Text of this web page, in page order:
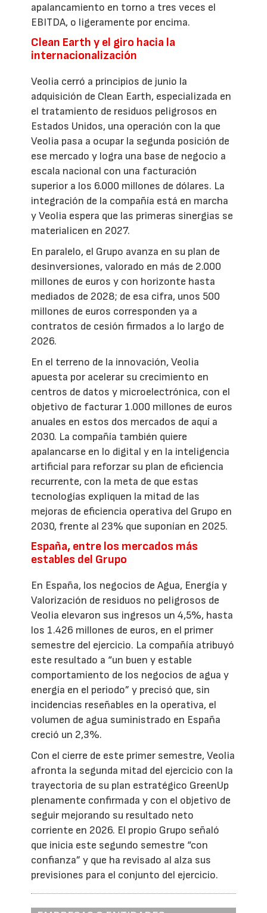
apalancamiento en torno a tres veces el
EBITDA, o ligeramente por encima.
Clean Earth y el giro hacia la
internacionalización
Veolia cerró a principios de junio la
adquisición de Clean Earth, especializada en
el tratamiento de residuos peligrosos en
Estados Unidos, una operación con la que
Veolia pasa a ocupar la segunda posición de
ese mercado y logra una base de negocio a
escala nacional con una facturación
superior a los 6.000 millones de dólares. La
integración de la compañía está en marcha
y Veolia espera que las primeras sinergias se
materialicen en 2027.
En paralelo, el Grupo avanza en su plan de
desinversiones, valorado en más de 2.000
millones de euros y con horizonte hasta
mediados de 2028; de esa cifra, unos 500
millones de euros corresponden ya a
contratos de cesión firmados a lo largo de
2026.
En el terreno de la innovación, Veolia
apuesta por acelerar su crecimiento en
centros de datos y microelectrónica, con el
objetivo de facturar 1.000 millones de euros
anuales en estos dos mercados de aquí a
2030. La compañía también quiere
apalancarse en lo digital y en la inteligencia
artificial para reforzar su plan de eficiencia
recurrente, con la meta de que estas
tecnologías expliquen la mitad de las
mejoras de eficiencia operativa del Grupo en
2030, frente al 23% que suponían en 2025.
España, entre los mercados más
estables del Grupo
En España, los negocios de Agua, Energía y
Valorización de residuos no peligrosos de
Veolia elevaron sus ingresos un 4,5%, hasta
los 1.426 millones de euros, en el primer
semestre del ejercicio. La compañía atribuyó
este resultado a “un buen y estable
comportamiento de los negocios de agua y
energía en el periodo” y precisó que, sin
incidencias reseñables en la operativa, el
volumen de agua suministrado en España
creció un 2,3%.
Con el cierre de este primer semestre, Veolia
afronta la segunda mitad del ejercicio con la
trayectoria de su plan estratégico GreenUp
plenamente confirmada y con el objetivo de
seguir mejorando su resultado neto
corriente en 2026. El propio Grupo señaló
que inicia este segundo semestre “con
confianza” y que ha revisado al alza sus
previsiones para el conjunto del ejercicio.